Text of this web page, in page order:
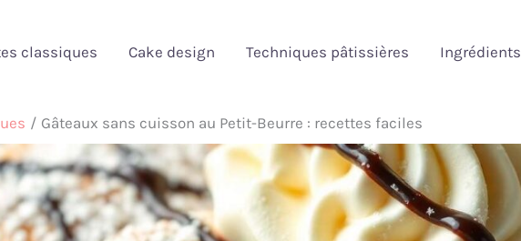
classiques Cake design Techniques pâtissières Ingrédients
Gâteaux sans cuisson au Petit-Beurre : recettes faciles